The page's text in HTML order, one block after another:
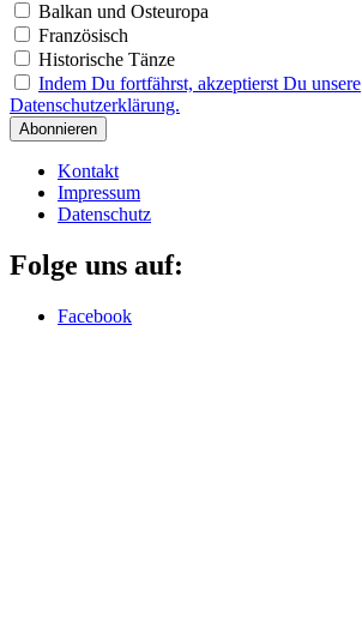
Balkan und Osteuropa
Französisch
Historische Tänze
Indem Du fortfährst, akzeptierst Du unsere
Datenschutzerklärung.
Kontakt
Impressum
Datenschutz
Folge uns auf:
Facebook